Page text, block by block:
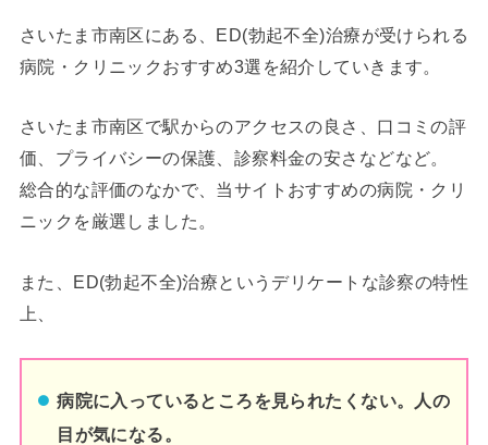
さいたま市南区にある、ED(勃起不全)治療が受けられる
病院・クリニックおすすめ3選を紹介していきます。
さいたま市南区で駅からのアクセスの良さ、口コミの評
価、プライバシーの保護、診察料金の安さなどなど。
総合的な評価のなかで、当サイトおすすめの病院・クリ
ニックを厳選しました。
また、ED(勃起不全)治療というデリケートな診察の特性
上、
病院に入っているところを見られたくない。人の
目が気になる。